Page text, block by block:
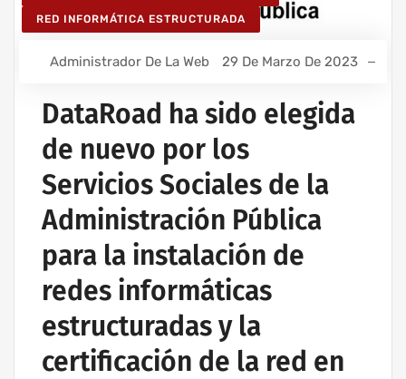
RED INFORMÁTICA ESTRUCTURADA
Administrador De La Web 29 De Marzo De 2023
DataRoad ha sido elegida
de nuevo por los
Servicios Sociales de la
Administración Pública
para la instalación de
redes informáticas
estructuradas y la
certificación de la red en